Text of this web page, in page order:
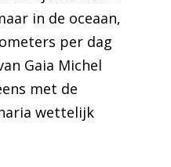
in de oceaan,
per dag
Gaia Michel
met de
wettelijk